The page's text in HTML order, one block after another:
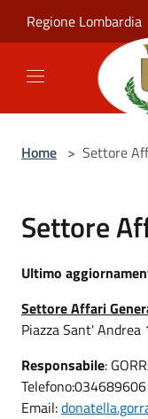
Regione Lombardia
Home > Settore
Settore
Ultimo
Settore Affari
Piazza Sant' Andrea
Responsabile:
Telefono:034689606
Email: